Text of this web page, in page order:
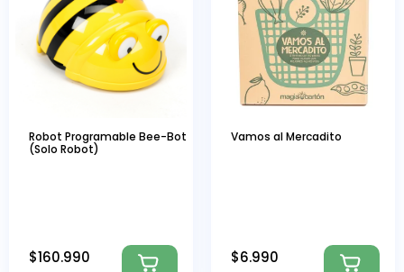
Robot Programable Bee-Bot
(Solo Robot)
$160.990
Vamos al Mercadito
$6.990